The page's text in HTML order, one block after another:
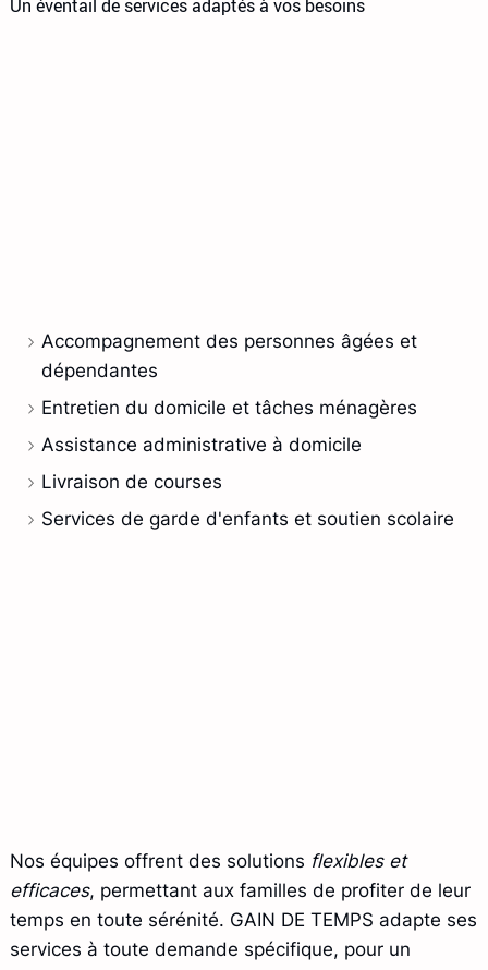
Un éventail de services adaptés à vos besoins
Accompagnement des personnes âgées et
dépendantes
Entretien du domicile et tâches ménagères
Assistance administrative à domicile
Livraison de courses
Services de garde d'enfants et soutien scolaire
Nos équipes offrent des solutions flexibles et
efficaces, permettant aux familles de profiter de leur
temps en toute sérénité. GAIN DE TEMPS adapte ses
services à toute demande spécifique, pour un